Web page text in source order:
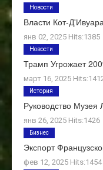
Власти Кот-
янв 02, 2025 Hits:1385
Новости
Трамп Угрожает
март 16, 2025
Новости
Руководство
янв 26, 2025 Hits:1426
История
Экспорт
фев 12, 2025 Hits:1454
Бизнес